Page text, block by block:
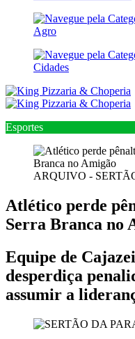
Agro
Cidades
Esportes
ARQUIVO -
Atlético perde
Serra Branca no
Equipe de
desperdiça
assumir a